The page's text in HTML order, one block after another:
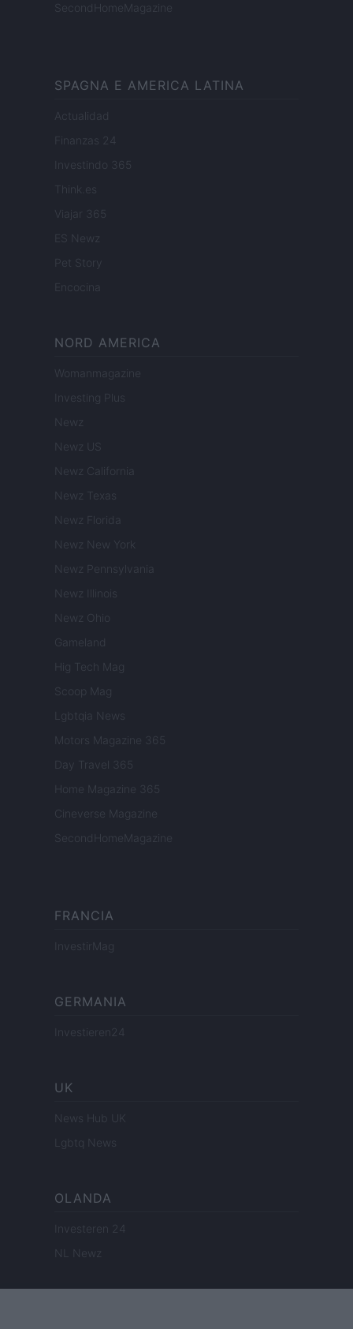
SecondHomeMagazine
SPAGNA E AMERICA LATINA
Actualidad
Finanzas 24
Investindo 365
Think.es
Viajar 365
ES Newz
Pet Story
Encocina
NORD AMERICA
Womanmagazine
Investing Plus
Newz
Newz US
Newz California
Newz Texas
Newz Florida
Newz New York
Newz Pennsylvania
Newz Illinois
Newz Ohio
Gameland
Hig Tech Mag
Scoop Mag
Lgbtqia News
Motors Magazine 365
Day Travel 365
Home Magazine 365
Cineverse Magazine
SecondHomeMagazine
FRANCIA
InvestirMag
GERMANIA
Investieren24
UK
News Hub UK
Lgbtq News
OLANDA
Investeren 24
NL Newz